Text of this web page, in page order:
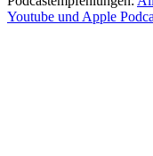
Youtube und Apple